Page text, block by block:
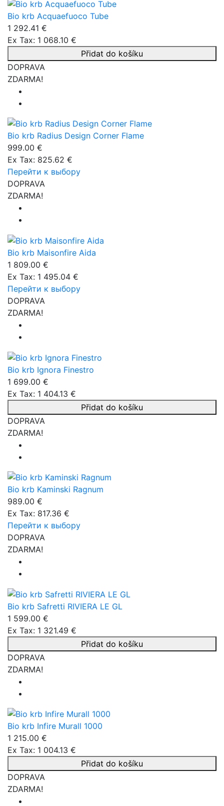
Bio krb Acquaefuoco Tube
1 292.41 €
Ex Tax: 1 068.10 €
Přidat do košíku
DOPRAVA
ZDARMA!
Bio krb Radius Design Corner Flame
999.00 €
Ex Tax: 825.62 €
Перейти к выбору
DOPRAVA
ZDARMA!
Bio krb Maisonfire Aida
1 809.00 €
Ex Tax: 1 495.04 €
Перейти к выбору
DOPRAVA
ZDARMA!
Bio krb Ignora Finestro
1 699.00 €
Ex Tax: 1 404.13 €
Přidat do košíku
DOPRAVA
ZDARMA!
Bio krb Kaminski Ragnum
989.00 €
Ex Tax: 817.36 €
Перейти к выбору
DOPRAVA
ZDARMA!
Bio krb Safretti RIVIERA LE GL
1 599.00 €
Ex Tax: 1 321.49 €
Přidat do košíku
DOPRAVA
ZDARMA!
Bio krb Infire Murall 1000
1 215.00 €
Ex Tax: 1 004.13 €
Přidat do košíku
DOPRAVA
ZDARMA!